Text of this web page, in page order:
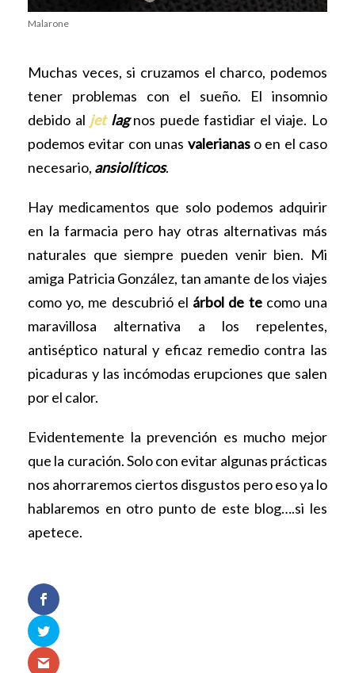
Malarone
Muchas veces, si cruzamos el charco, podemos
tener problemas con el sueño. El insomnio
debido al jetlagnos puede fastidiar el viaje. Lo
podemos evitar con unas valerianaso en el caso
necesario, ansiolíticos.
Hay medicamentos que solo podemos adquirir
en la farmacia pero hay otras alternativas más
naturales que siempre pueden venir bien. Mi
amiga Patricia González, tan amante de los viajes
como yo, me descubrió el árbol de tecomo una
maravillosa alternativa a los repelentes,
antiséptico natural y eficaz remedio contra las
picaduras y las incómodas erupciones que salen
por el calor.
Evidentemente la prevención es mucho mejor
que la curación. Solo con evitar algunas prácticas
nos ahorraremos ciertos disgustos pero eso ya lo
hablaremos en otro punto de este blog….si les
apetece.